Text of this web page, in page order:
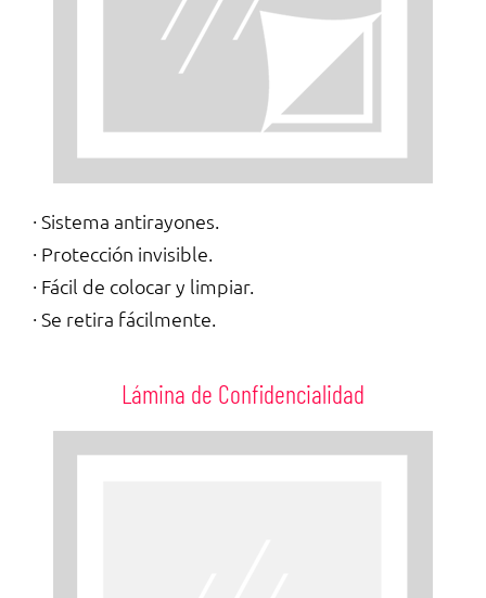
· Sistema antirayones.
· Protección invisible.
· Fácil de colocar y limpiar.
· Se retira fácilmente.
Lámina de Confidencialidad